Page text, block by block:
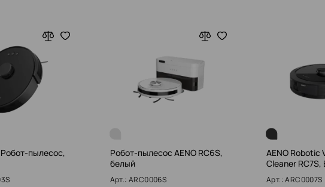
Робот-пылесос,
Робот-пылесос AENO RC6S,
белый
Арт.: ARC0006S
AENO Robotic
Cleaner RC7S,
Арт.: ARC0007S